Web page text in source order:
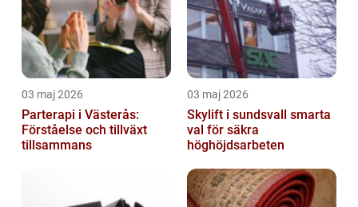
03 maj 2026
Parterapi i Västerås:
Förståelse och tillväxt
tillsammans
03 maj 2026
Skylift i sundsvall smarta
val för säkra
höghöjdsarbeten